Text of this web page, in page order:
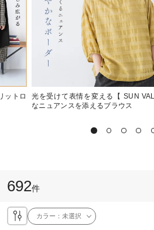
ットロ
光を受けて表情を変える【 SUN
なニュアンスを添えるブラウス
692件
カラー：未選択